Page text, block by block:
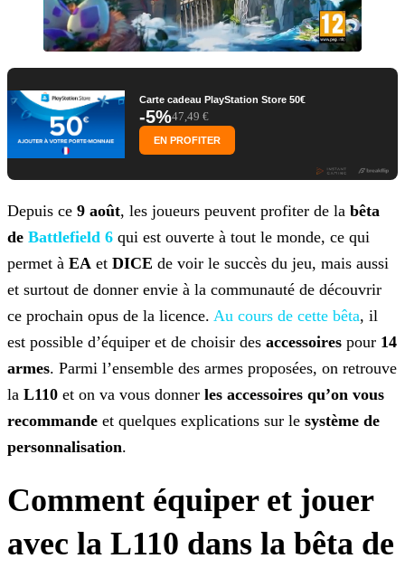
Carte cadeau PlayStation Store 50€
-5%47,49 €
EN PROFITER
Depuis ce 9 août, les joueurs peuvent profiter de la bêta
de Battlefield 6 qui est ouverte à tout le monde, ce qui
permet à EA et DICE de voir le succès du jeu, mais aussi
et surtout de donner envie à la communauté de découvrir
ce prochain opus de la licence. Au cours de cette bêta, il
est possible d’équiper et de choisir des accessoires pour 14
armes. Parmi l’ensemble des armes proposées, on retrouve
la L110 et on va vous donner les accessoires qu’on vous
recommande et quelques explications sur le système de
personnalisation.
Comment équiper et jouer
avec la L110 dans la bêta de